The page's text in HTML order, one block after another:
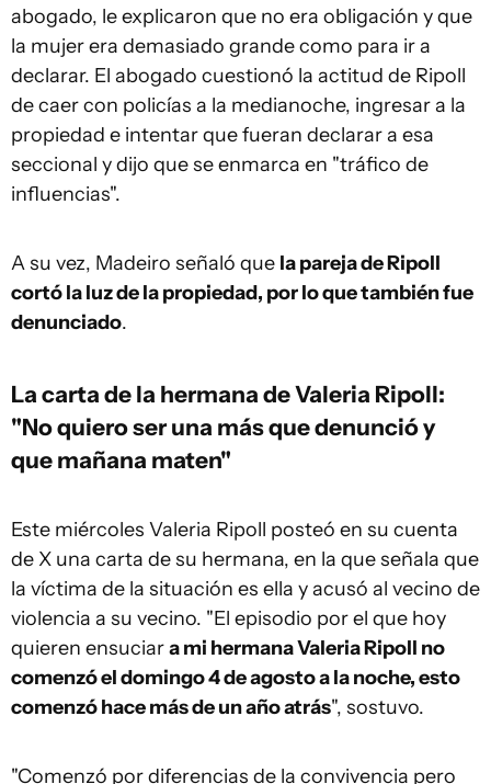
abogado, le explicaron que no era obligación y que
la mujer era demasiado grande como para ir a
declarar. El abogado cuestionó la actitud de Ripoll
de caer con policías a la medianoche, ingresar a la
propiedad e intentar que fueran declarar a esa
seccional y dijo que se enmarca en "tráfico de
influencias".
A su vez, Madeiro señaló que la pareja de Ripoll
cortó la luz de la propiedad, por lo que también fue
denunciado.
La carta de la hermana de Valeria Ripoll:
"No quiero ser una más que denunció y
que mañana maten"
Este miércoles Valeria Ripoll posteó en su cuenta
de X una carta de su hermana, en la que señala que
la víctima de la situación es ella y acusó al vecino de
violencia a su vecino. "El episodio por el que hoy
quieren ensuciara mi hermana Valeria Ripoll no
comenzó el domingo 4 de agosto a la noche, esto
comenzó hace más de un año atrás", sostuvo.
"Comenzó por diferencias de la convivencia pero